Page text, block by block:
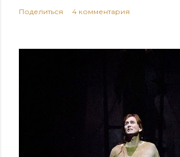
Поделиться 4 комментария